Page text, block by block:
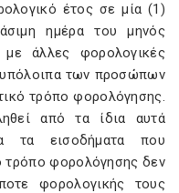
έτος σε μία (1)
ημέρα του μηνός
με άλλες φορολογικές
των προσώπων
τρόπο φορολόγησης.
από τα ίδια αυτά
τα εισοδήματα που
τρόπο φορολόγησης δεν
φορολογικής τους